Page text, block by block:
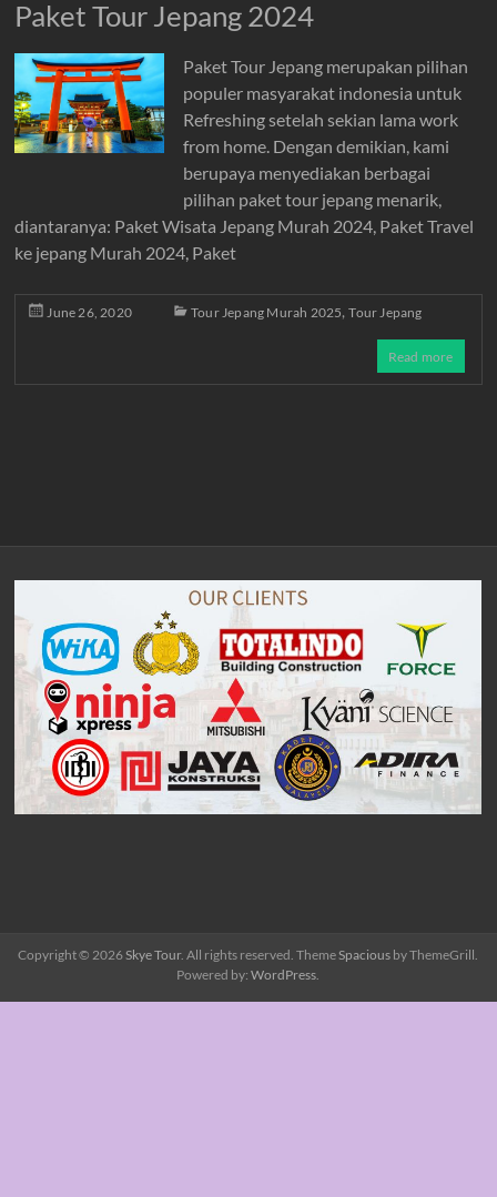
Paket Tour Jepang 2024
Paket Tour Jepang merupakan pilihan
populer masyarakat indonesia untuk
Refreshing setelah sekian lama work
from home. Dengan demikian, kami
berupaya menyediakan berbagai
pilihan paket tour jepang menarik,
diantaranya: Paket Wisata Jepang Murah 2024, Paket Travel
ke jepang Murah 2024, Paket
June 26, 2020 Tour Jepang Murah 2025,Tour Jepang
Read more
Copyright © 2026Skye Tour. All rights reserved. ThemeSpacious by ThemeGrill.
Powered by:WordPress.